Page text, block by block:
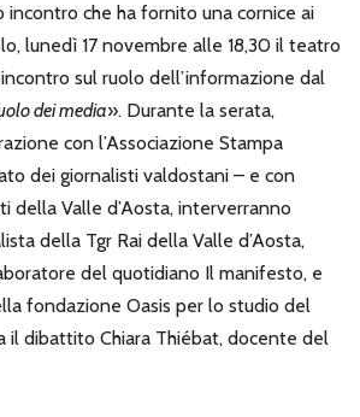
incontro che ha fornito una cornice ai
lunedì 17 novembre alle 18,30 il teatro
sul ruolo dell’informazione dal
dei media». Durante la serata,
con l’Associazione Stampa
dei giornalisti valdostani – e con
della Valle d’Aosta, interverranno
della Tgr Rai della Valle d’Aosta,
del quotidiano Il manifesto, e
fondazione Oasis per lo studio del
il dibattito Chiara Thiébat, docente del